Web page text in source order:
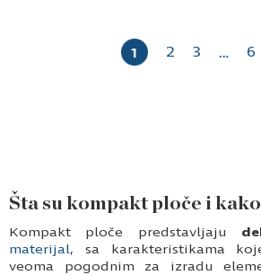
1 2 3 … 6
Šta su kompakt ploče i
Kompakt ploče predstavljaju
materijal, sa karakteristikama
veoma pogodnim za izradu